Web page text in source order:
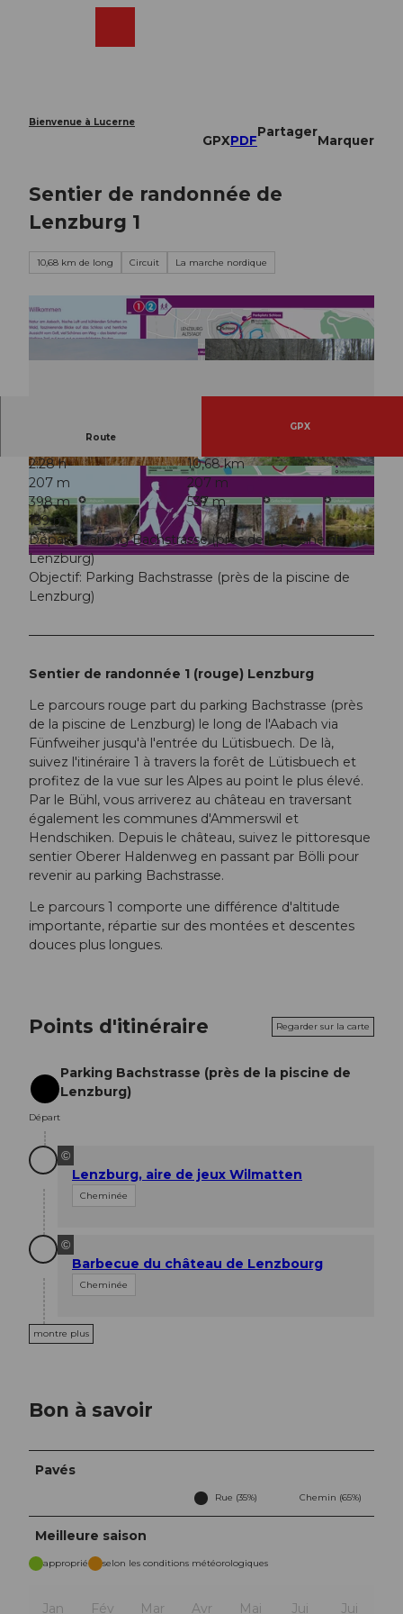
Bienvenue à Lucerne
GPXPDF
Partager
Marquer
Sentier de randonnée de
Lenzburg 1
10,68 km de long Circuit La marche nordique
© Seetal Tourismus
© Seetal Tourismus, Seetal Tourismus © Seetal Tourismus, Seetal Tourismus
Route
GPX
2:28 h
10,68 km
207 m
207 m
398 m
537 m
139 m
Départ: Parking Bachstrasse (près de la piscine de
Lenzburg)
Objectif: Parking Bachstrasse (près de la piscine de
Lenzburg)
Sentier de randonnée 1 (rouge) Lenzburg
Le parcours rouge part du parking Bachstrasse (près
de la piscine de Lenzburg) le long de l'Aabach via
Fünfweiher jusqu'à l'entrée du Lütisbuech. De là,
suivez l'itinéraire 1 à travers la forêt de Lütisbuech et
profitez de la vue sur les Alpes au point le plus élevé.
Par le Bühl, vous arriverez au château en traversant
également les communes d'Ammerswil et
Hendschiken. Depuis le château, suivez le pittoresque
sentier Oberer Haldenweg en passant par Bölli pour
revenir au parking Bachstrasse.
Le parcours 1 comporte une différence d'altitude
importante, répartie sur des montées et descentes
douces plus longues.
Points d'itinéraire Regarder sur la carte
Départ
Départ
Parking Bachstrasse (près de la piscine de
Lenzburg)
©
Lenzburg, aire de jeux Wilmatten
Cheminée
©
Barbecue du château de Lenzbourg
Cheminée
montre plus
Bon à savoir
Pavés
Rue (35%) Chemin (65%)
Meilleure saison
approprié selon les conditions météorologiques
Jan Fév Mar Avr Mai Jui Jui